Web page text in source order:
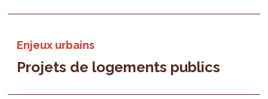
Enjeux urbains
Projets de logements publics